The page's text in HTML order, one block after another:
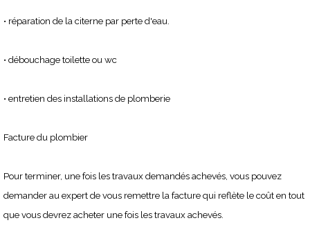
• réparation de la citerne par perte d'eau.
• débouchage toilette ou wc
• entretien des installations de plomberie
Facture du plombier
Pour terminer, une fois les travaux demandés achevés, vous pouvez
demander au expert de vous remettre la facture qui reflète le coût en tout
que vous devrez acheter une fois les travaux achevés.